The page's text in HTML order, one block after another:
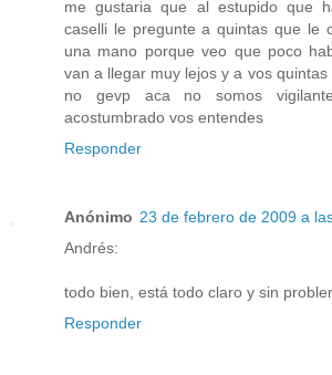
me gustaria que al estupido que
caselli le pregunte a quintas que le
una mano porque veo que poco
van a llegar muy lejos y a vos
no gevp aca no somos
acostumbrado vos entendes
Responder
Anónimo 23 de febrero de 2009 a
Andrés:
todo bien, está todo claro y sin
Responder